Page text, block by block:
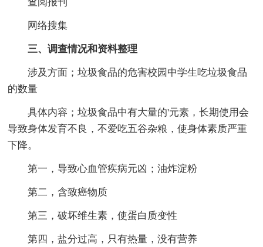
查阅报刊
网络搜集
三、调查情况和资料整理
涉及方面；垃圾食品的危害校园中学生吃垃圾食品
的数量
具体内容；垃圾食品中有大量的'元素，长期使用会
导致身体发育不良，不爱吃五谷杂粮，使身体素质严重
下降。
第一，导致心血管疾病元凶；油炸淀粉
第二，含致癌物质
第三，破坏维生素，使蛋白质变性
第四，盐分过高，只有热量，没有营养